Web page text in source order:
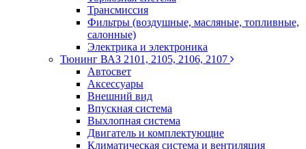
Трансмиссия
Фильтры (воздушные, масляные, топливные,
салонные)
Электрика и электроника
Тюнинг ВАЗ 2101, 2105, 2106, 2107
Автосвет
Аксессуары
Внешний вид
Впускная система
Выхлопная система
Двигатель и комплектующие
Климатическая система и вентиляция